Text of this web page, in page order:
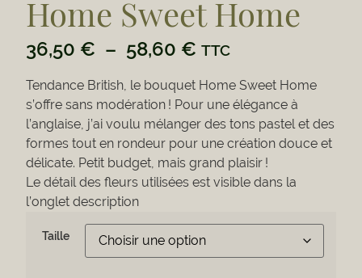
Home Sweet Home
36,50 € – 58,60 € TTC
Tendance British, le bouquet Home Sweet Home
s’offre sans modération ! Pour une élégance à
l’anglaise, j’ai voulu mélanger des tons pastel et des
formes tout en rondeur pour une création douce et
délicate. Petit budget, mais grand plaisir !
Le détail des fleurs utilisées est visible dans la
l’onglet description
Taille